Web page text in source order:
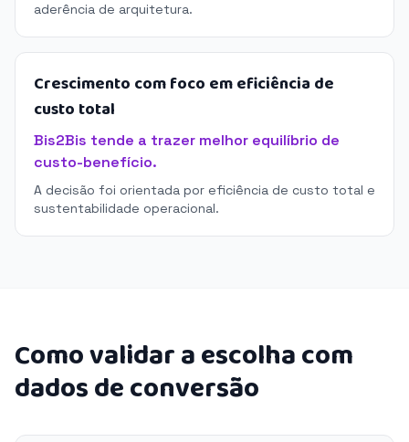
aderência de arquitetura.
Crescimento com foco em eficiência de
custo total
Bis2Bis tende a trazer melhor equilíbrio de
custo-benefício.
A decisão foi orientada por eficiência de custo total e
sustentabilidade operacional.
Como validar a escolha com
dados de conversão